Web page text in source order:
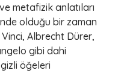
metafizik anlatıları
olduğu bir zaman
Albrecht Dürer,
gibi dahi
öğeleri